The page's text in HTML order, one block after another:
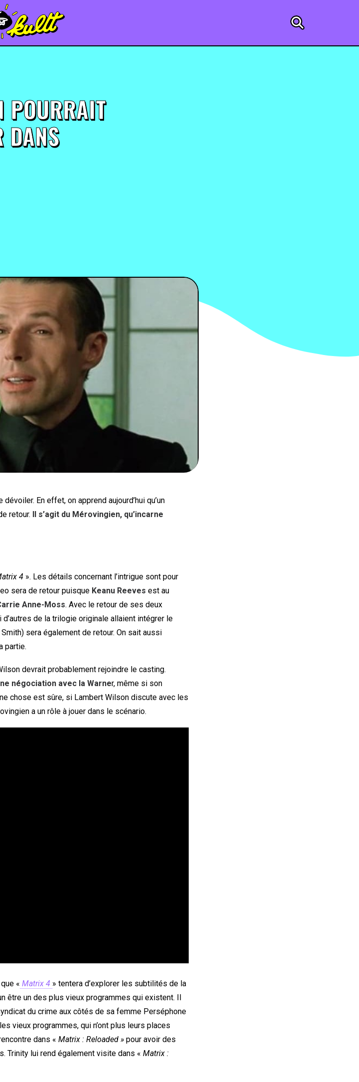
POURRAIT
DANS
dévoiler. En effet, on apprend aujourd’hui qu’un
retour. Il s’agit du Mérovingien, qu’incarne
4 ». Les détails concernant l’intrigue sont pour
sera de retour puisque Keanu Reeves est au
Anne-Moss. Avec le retour de ses deux
de la trilogie originale allaient intégrer le
sera également de retour. On sait aussi
partie.
devrait probablement rejoindre le casting.
négociation avec la Warner, même si son
chose est sûre, si Lambert Wilson discute avec les
a un rôle à jouer dans le scénario.
« Matrix 4 » tentera d’explorer les subtilités de la
être un des plus vieux programmes qui existent. Il
du crime aux côtés de sa femme Perséphone
vieux programmes, qui n’ont plus leurs places
dans « Matrix : Reloaded » pour avoir des
Trinity lui rend également visite dans « Matrix :